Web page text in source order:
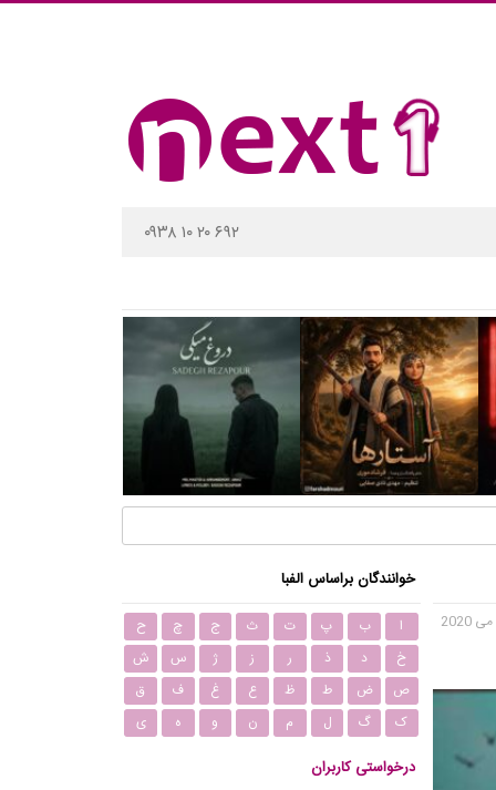
۰۹۳۸ ۱۰ ۲۰ ۶۹۲
خوانندگان براساس الفبا
ا ب پ ت ث ج چ
ح
خ
د ذ ر ز ژ س
ش
ص
ض ط ظ ع غ ف
ق
ک
گ ل م ن و ه ی
درخواستی کاربران